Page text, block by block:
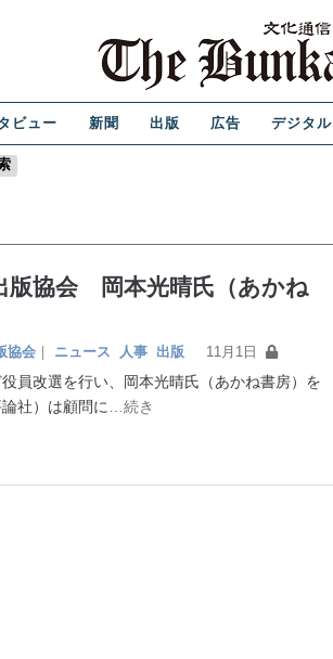
ビュー 新聞 出版 広告 デジタル
版協会 岡本光晴氏（あかね
協会 ｜ ニュース 人事 出版 11月1日
員改選を行い、岡本光晴氏（あかね書房）を
社）は顧問に
…続き